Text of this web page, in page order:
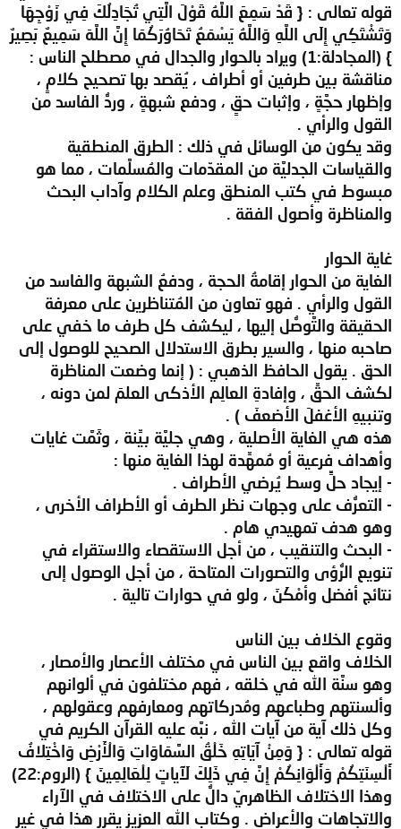
قوله تعالى : { قَدْ سَمِعَ اللَّهُ قَوْلَ الَّتِي تُجَادِلُكَ فِي زَوْجِهَا
وَتَشْتَكِي إِلَى اللَّهِ وَاللَّهُ يَسْمَعُ تَحَاوُرَكُمَا إِنَّ اللَّهَ سَمِيعٌ بَصِيرٌ
} (المجادلة:1) ويراد بالحوار والجدال في مصطلح الناس :
مناقشة بين طرفين أو أطراف ، يُقصد بها تصحيح كلامٍ ،
وإظهار حجَّةٍ ، وإثبات حقٍ ، ودفع شبهةٍ ، وردُّ الفاسد من
القول والرأي .
وقد يكون من الوسائل في ذلك : الطرق المنطقية
والقياسات الجدليَّة من المقدّمات والمُسلَّمات ، مما هو
مبسوط في كتب المنطق وعلم الكلام وآداب البحث
والمناظرة وأصول الفقة .
غاية الحوار
الغاية من الحوار إقامةُ الحجة ، ودفعُ الشبهة والفاسد من
القول والرأي . فهو تعاون من المُتناظرين على معرفة
الحقيقة والتَّوصُّل إليها ، ليكشف كل طرف ما خفي على
صاحبه منها ، والسير بطرق الاستدلال الصحيح للوصول إلى
الحق . يقول الحافظ الذهبي : ( إنما وضعت المناظرة
لكشف الحقِّ ، وإفادةِ العالِم الأذكى العلمَ لمن دونه ،
وتنبيهِ الأغفلَ الأضعفَ ) .
هذه هي الغاية الأصلية ، وهي جليَّة بيِّنة ، وثَمَّت غايات
وأهداف فرعية أو مُمهِّدة لهذا الغاية منها :
- إيجاد حلٍّ وسط يُرضي الأطراف .
- التعرُّف على وجهات نظر الطرف أو الأطراف الأخرى ،
وهو هدف تمهيدي هام .
- البحث والتنقيب ، من أجل الاستقصاء والاستقراء في
تنويع الرُّؤى والتصورات المتاحة ، من أجل الوصول إلى
نتائج أفضل وأمْكَنَ ، ولو في حوارات تالية .
وقوع الخلاف بين الناس
الخلاف واقع بين الناس في مختلف الأعصار والأمصار ،
وهو سنَّة الله في خلقه ، فهم مختلفون في ألوانهم
وألسنتهم وطباعهم ومُدركاتهم ومعارفهم وعقولهم ،
وكل ذلك آية من آيات الله ، نبَّه عليه القرآن الكريم في
قوله تعالى : { وَمِنْ آيَاتِهِ خَلْقُ السَّمَاوَاتِ وَالْأَرْضِ وَاخْتِلافُ
أَلْسِنَتِكُمْ وَأَلْوَانِكُمْ إِنَّ فِي ذَلِكَ لَآياتٍ لِلْعَالِمِينَ } (الروم:22)
وهذا الاختلاف الظاهريّ دالُّ على الاختلاف في الآراء
والاتجاهات والأعراض . وكتاب الله العزيز يقرر هذا في غير